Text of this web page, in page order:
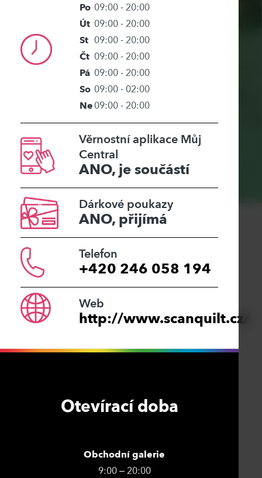
Po 09:00 - 20:00
Út 09:00 - 20:00
St 09:00 - 20:00
Čt 09:00 - 20:00
Pá 09:00 - 20:00
So 09:00 - 02:00
Ne09:00 - 20:00
Věrnostní aplikace Můj
Central
ANO, je součástí
Dárkové poukazy
ANO, přijímá
Telefon
+420 246 058 194
Web
http://www.scanquilt.cz/
Otevírací doba
Obchodní galerie
9:00 – 20:00